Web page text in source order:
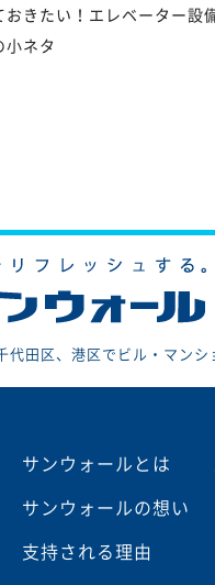
おきたい！エレベーター設
小ネタ
代田区、港区でビル・マン
サンウォールとは
サンウォールの想い
支持される理由